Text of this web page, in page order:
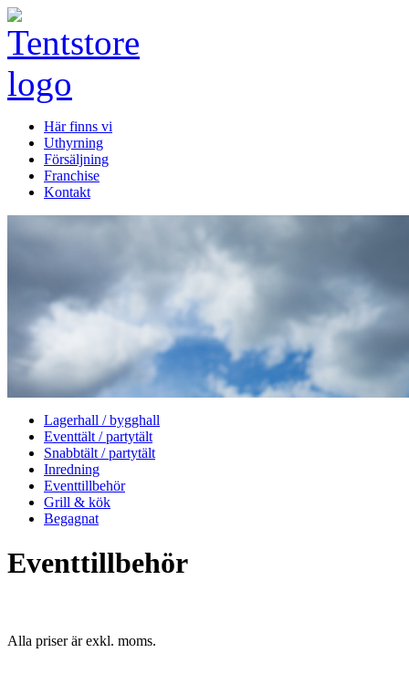
Här finns vi
Uthyrning
Försäljning
Franchise
Kontakt
Lagerhall / bygghall
Eventtält / partytält
Snabbtält / partytält
Inredning
Eventtillbehör
Grill & kök
Begagnat
Eventtillbehör
Alla priser är exkl. moms.